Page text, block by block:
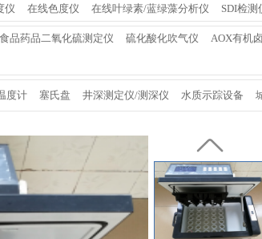
仪 在线色度仪 在线叶绿素/蓝绿藻分析仪 SDI检测
品药品二氧化硫测定仪 硫化酸化吹气仪 AOX有机
度计 塞氏盘 井深测定仪/测深仪 水质示踪设备